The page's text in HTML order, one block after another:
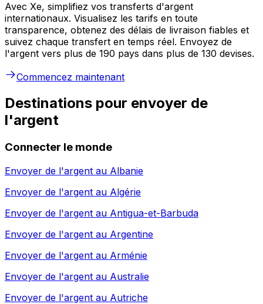
Avec Xe, simplifiez vos transferts d'argent
internationaux. Visualisez les tarifs en toute
transparence, obtenez des délais de livraison fiables et
suivez chaque transfert en temps réel. Envoyez de
l'argent vers plus de 190 pays dans plus de 130 devises.
Commencez maintenant
Destinations pour envoyer de
l'argent
Connecter le monde
Envoyer de l'argent au Albanie
Envoyer de l'argent au Algérie
Envoyer de l'argent au Antigua-et-Barbuda
Envoyer de l'argent au Argentine
Envoyer de l'argent au Arménie
Envoyer de l'argent au Australie
Envoyer de l'argent au Autriche